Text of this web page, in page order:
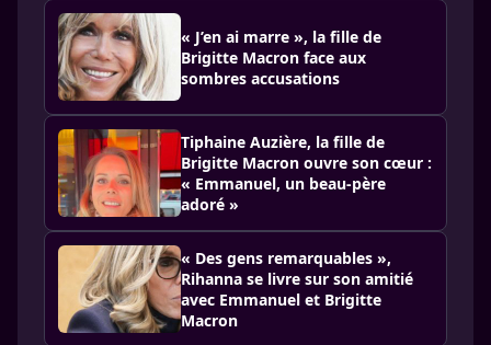
« J’en ai marre », la fille de
Brigitte Macron face aux
sombres accusations
Tiphaine Auzière, la fille de
Brigitte Macron ouvre son cœur :
« Emmanuel, un beau-père
adoré »
« Des gens remarquables »,
Rihanna se livre sur son amitié
avec Emmanuel et Brigitte
Macron